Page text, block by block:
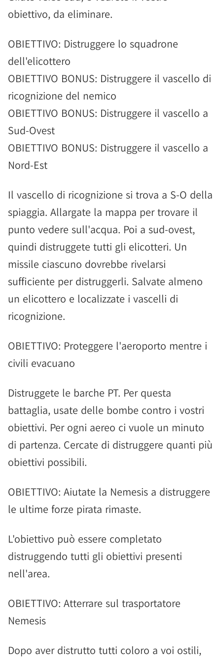
obiettivo, da eliminare.
OBIETTIVO: Distruggere lo squadrone
dell'elicottero
OBIETTIVO BONUS: Distruggere il vascello di
ricognizione del nemico
OBIETTIVO BONUS: Distruggere il vascello a
Sud-Ovest
OBIETTIVO BONUS: Distruggere il vascello a
Nord-Est
Il vascello di ricognizione si trova a S-O della
spiaggia. Allargate la mappa per trovare il
punto vedere sull'acqua. Poi a sud-ovest,
quindi distruggete tutti gli elicotteri. Un
missile ciascuno dovrebbe rivelarsi
sufficiente per distruggerli. Salvate almeno
un elicottero e localizzate i vascelli di
ricognizione.
OBIETTIVO: Proteggere l'aeroporto mentre i
civili evacuano
Distruggete le barche PT. Per questa
battaglia, usate delle bombe contro i vostri
obiettivi. Per ogni aereo ci vuole un minuto
di partenza. Cercate di distruggere quanti più
obiettivi possibili.
OBIETTIVO: Aiutate la Nemesis a distruggere
le ultime forze pirata rimaste.
L'obiettivo può essere completato
distruggendo tutti gli obiettivi presenti
nell'area.
OBIETTIVO: Atterrare sul trasportatore
Nemesis
Dopo aver distrutto tutti coloro a voi ostili,